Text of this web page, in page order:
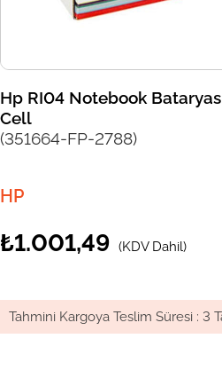
Hp RI04 Notebook
Cell
(351664-FP-2788)
HP
₺1.001,49 (KDV Dahil)
Tahmini Kargoya Teslim Süresi : 3